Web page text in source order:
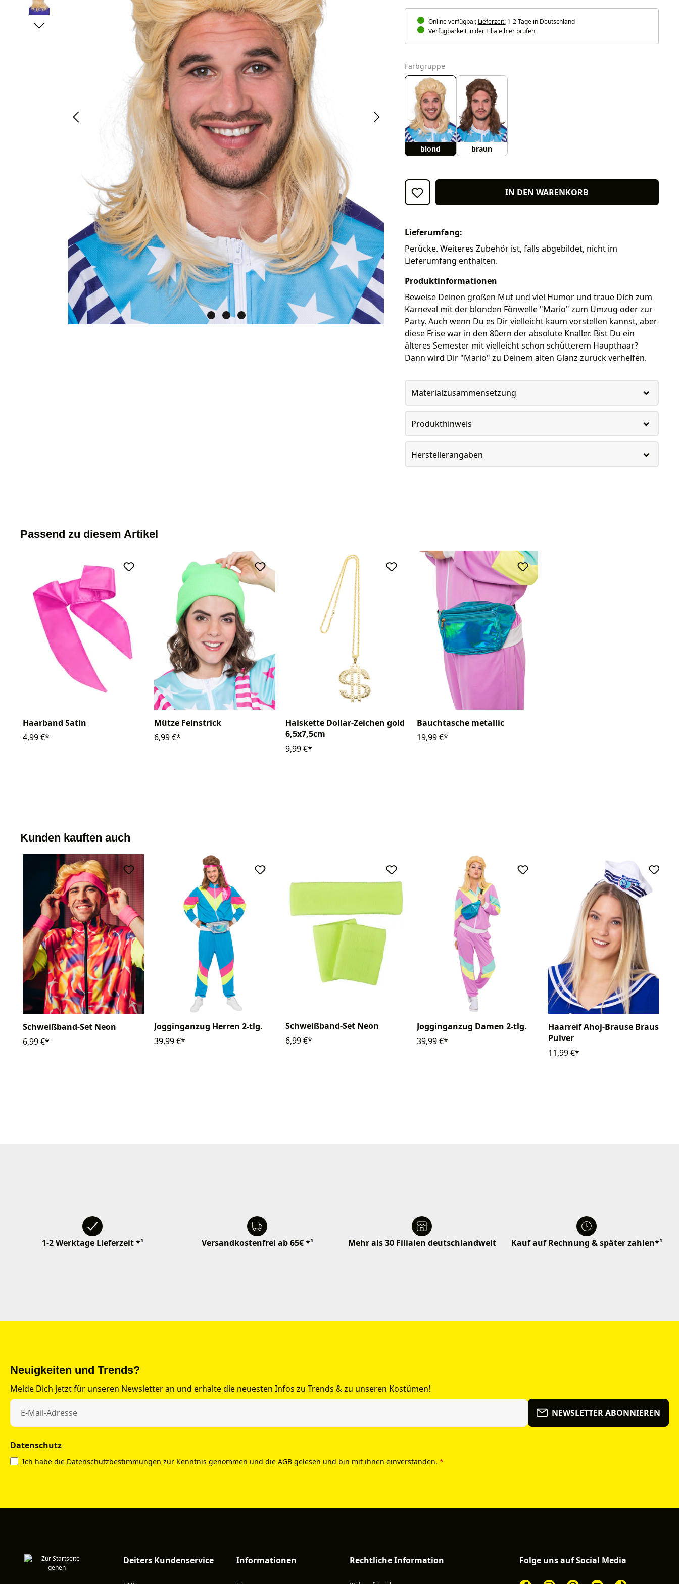
Online verfügbar, Lieferzeit:1-2 Tage in Deutschland
Verfügbarkeit in der Filiale hier prüfen
Farbgruppeauswählen
blond braun
IN DEN WARENKORB
Lieferumfang:
Perücke. Weiteres Zubehör ist, falls abgebildet, nicht im
Lieferumfang enthalten.
Produktinformationen
Beweise Deinen großen Mut und viel Humor und traue Dich zum
Karneval mit der blonden Fönwelle "Mario" zum Umzug oder zur
Party. Auch wenn Du es Dir vielleicht kaum vorstellen kannst, aber
diese Frise war in den 80ern der absolute Knaller. Bist Du ein
älteres Semester mit vielleicht schon schütterem Haupthaar?
Dann wird Dir "Mario" zu Deinem alten Glanz zurück verhelfen.
Materialzusammensetzung
Produkthinweis
Herstellerangaben
Passend zu diesem Artikel
Haarband Satin
4,99 €*
Mütze Feinstrick
6,99 €*
Halskette Dollar-Zeichen gold
6,5x7,5cm
9,99 €*
Bauchtasche metallic
19,99 €*
Kunden kauften auch
Schweißband-Set Neon
6,99 €*
Jogginganzug Herren 2-tlg.
39,99 €*
Schweißband-Set Neon
6,99 €*
Jogginganzug Damen 2-tlg.
39,99 €*
Haarreif Ahoj-Brause Brause-
Pulver
11,99 €*
1-2 Werktage Lieferzeit *¹ Versandkostenfrei ab 65€ *¹ Mehr als 30 Filialen deutschlandweit Kauf auf Rechnung & später zahlen*¹
Neuigkeiten und Trends?
Melde Dich jetzt für unseren Newsletter an und erhalte die neuesten Infos zu Trends & zu unseren Kostümen!
NEWSLETTER ABONNIEREN
Datenschutz
Ich habe die Datenschutzbestimmungen zur Kenntnis genommen und die AGB gelesen und bin mit ihnen einverstanden. *
Deiters Kundenservice Informationen Rechtliche Information Folge uns auf Social Media